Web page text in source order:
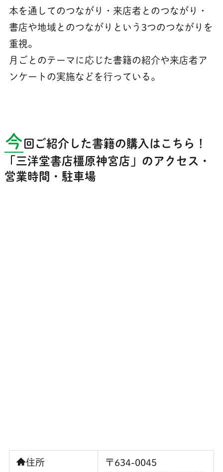
本を通してのつながり・来店者とのつながり・
書店や地域とのつながりという3つのつながりを
重視。
月ごとのテーマに応じた書籍の紹介や来店者ア
ンケートの実施などを行っている。
今回ご紹介した書籍の購入はこちら！
「三洋堂書店橿原神宮店」のアクセス・
営業時間・駐車場
住所
〒634-0045